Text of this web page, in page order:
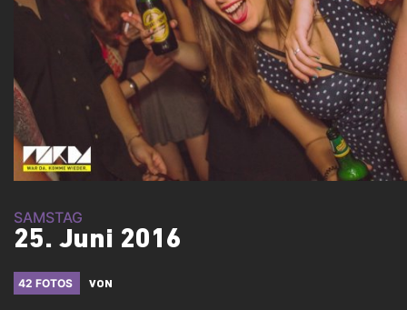
SAMSTAG
25. Juni 2016
42 FOTOS VON